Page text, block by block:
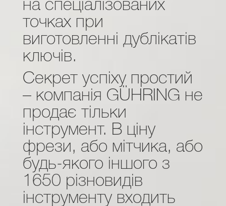
на спеціалізованих
точках при
виготовленні дублікатів
ключів.
Секрет успіху простий
– компанія GÜHRING не
продає тільки
інструмент. В ціну
фрези, або мітчика, або
будь-якого іншого з
1650 різновидів
інструменту входить